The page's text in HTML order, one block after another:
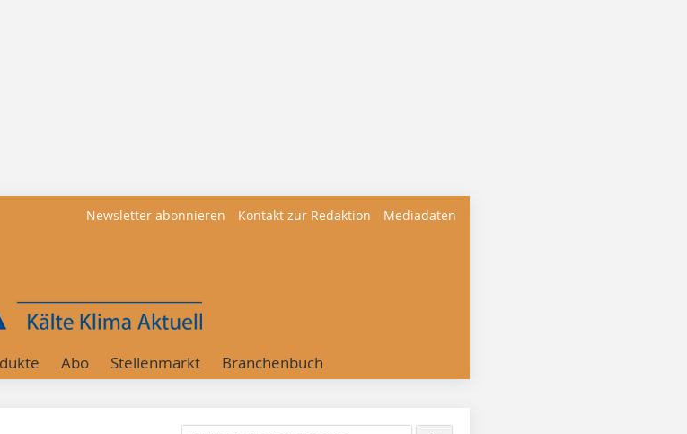
Newsletter abonnieren Kontakt zur Redaktion Mediadaten
Abo Stellenmarkt Branchenbuch